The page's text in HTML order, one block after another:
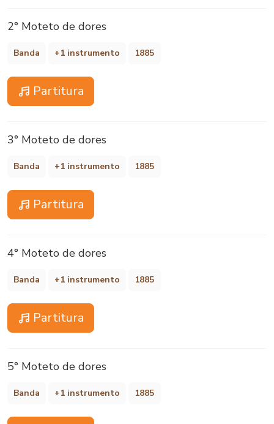
2° Moteto de dores
Banda +1 instrumento 1885
Partitura
3° Moteto de dores
Banda +1 instrumento 1885
Partitura
4° Moteto de dores
Banda +1 instrumento 1885
Partitura
5° Moteto de dores
Banda +1 instrumento 1885